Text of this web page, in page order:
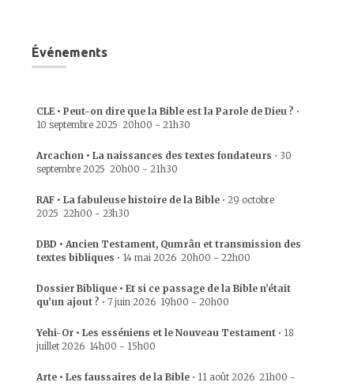
Événements
CLE • Peut-on dire que la Bible est la Parole de Dieu ? •
10 septembre 2025 20h00 - 21h30
Arcachon • La naissances des textes fondateurs • 30
septembre 2025 20h00 - 21h30
RAF • La fabuleuse histoire de la Bible • 29 octobre
2025 22h00 - 23h30
DBD • Ancien Testament, Qumrân et transmission des
textes bibliques • 14 mai 2026 20h00 - 22h00
Dossier Biblique • Et si ce passage de la Bible n’était
qu’un ajout ? • 7 juin 2026 19h00 - 20h00
Yehi-Or • Les esséniens et le Nouveau Testament • 18
juillet 2026 14h00 - 15h00
Arte • Les faussaires de la Bible • 11 août 2026 21h00 -